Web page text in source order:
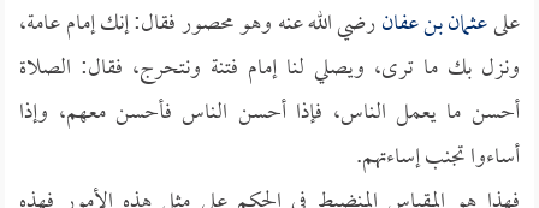
علىعثمان بن عفانرضي الله عنه وهو محصور فقال: إنك إمام عامة،
ونزل بك ما ترى، ويصلي لنا إمام فتنة ونتحرج، فقال: الصلاة
أحسن ما يعمل الناس، فإذا أحسن الناس فأحسن معهم، وإذا
أساءوا تجنب إساءتهم.